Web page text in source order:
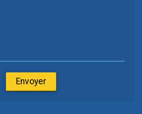
Envoyer